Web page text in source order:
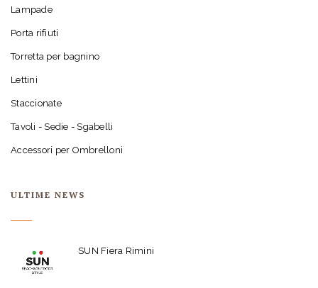
Lampade
Porta rifiuti
Torretta per bagnino
Lettini
Staccionate
Tavoli - Sedie - Sgabelli
Accessori per Ombrelloni
ULTIME NEWS
SUN Fiera Rimini